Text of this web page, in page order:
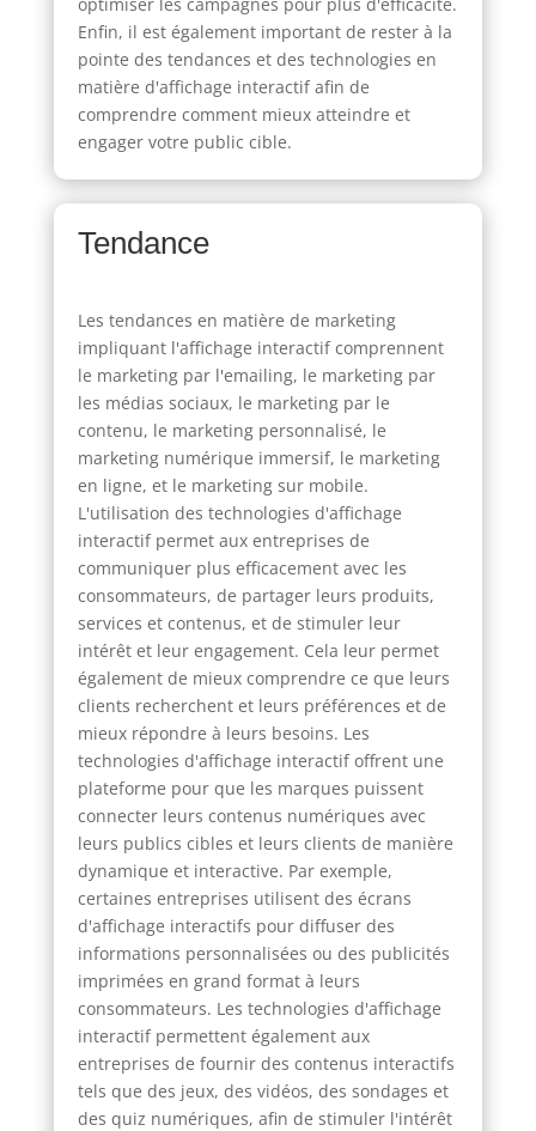
Enfin, il est également important de rester à la
pointe des tendances et des technologies en
matière d'affichage interactif afin de
comprendre comment mieux atteindre et
engager votre public cible.
Tendance
Les tendances en matière de marketing
impliquant l'affichage interactif comprennent
le marketing par l'emailing, le marketing par
les médias sociaux, le marketing par le
contenu, le marketing personnalisé, le
marketing numérique immersif, le marketing
en ligne, et le marketing sur mobile.
L'utilisation des technologies d'affichage
interactif permet aux entreprises de
communiquer plus efficacement avec les
consommateurs, de partager leurs produits,
services et contenus, et de stimuler leur
intérêt et leur engagement. Cela leur permet
également de mieux comprendre ce que leurs
clients recherchent et leurs préférences et de
mieux répondre à leurs besoins. Les
technologies d'affichage interactif offrent une
plateforme pour que les marques puissent
connecter leurs contenus numériques avec
leurs publics cibles et leurs clients de manière
dynamique et interactive. Par exemple,
certaines entreprises utilisent des écrans
d'affichage interactifs pour diffuser des
informations personnalisées ou des publicités
imprimées en grand format à leurs
consommateurs. Les technologies d'affichage
interactif permettent également aux
entreprises de fournir des contenus interactifs
tels que des jeux, des vidéos, des sondages et
des quiz numériques, afin de stimuler l'intérêt